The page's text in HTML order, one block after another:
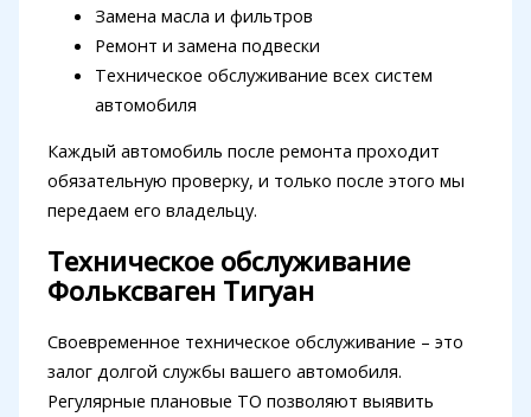
Замена масла и фильтров
Ремонт и замена подвески
Техническое обслуживание всех систем
автомобиля
Каждый автомобиль после ремонта проходит
обязательную проверку, и только после этого мы
передаем его владельцу.
Техническое обслуживание
Фольксваген Тигуан
Своевременное техническое обслуживание – это
залог долгой службы вашего автомобиля.
Регулярные плановые ТО позволяют выявить